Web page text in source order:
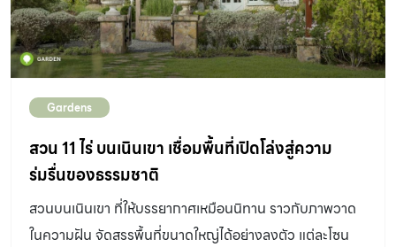
Gardens
สวน 11 ไร่ บนเนินเขา เชื่อมพื้นที่เปิดโล่งสู่ความ
ร่มรื่นของธรรมชาติ
สวนบนเนินเขา ที่ให้บรรยากาศเหมือนนิทาน ราวกับภาพวาด
ในความฝัน จัดสรรพื้นที่ขนาดใหญ่ได้อย่างลงตัว แต่ละโซน